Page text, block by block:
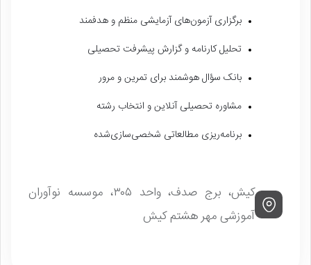
برگزاری آزمون‌های آزمایشی منظم و هدفمند
تحلیل کارنامه و گزارش پیشرفت تحصیلی
بانک سؤال هوشمند برای تمرین و مرور
مشاوره تحصیلی آنلاین و انتخاب رشته
برنامه‌ریزی مطالعاتی شخصی‌سازی‌شده
کیش، برج صدف، واحد ۳۰۵، موسسه نوآوران
آموزشی مهر هشتم کیش